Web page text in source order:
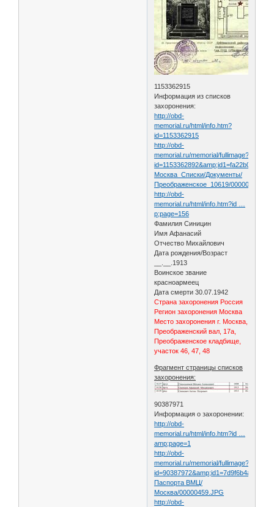
1153362915
Информация из списков
захоронения:
http://obd-
memorial.ru/html/info.htm?
id=1153362915
http://obd-
memorial.ru/memorial/fullimage?
Москва_Списки/Документы/
Преображенское_10619/00000141.jpg
http://obd-
memorial.ru/html/info.htm?id …
p;page=156
Фамилия Синицин
Имя Афанасий
Отчество Михайлович
Дата рождения/Возраст
__.__.1913
Воинское звание
красноармеец
Дата смерти 30.07.1942
Страна захоронения Россия
Регион захоронения Москва
Место захоронения г. Москва,
Преображенский вал, 17а,
Преображенское кладбище,
участок 46, 47, 48
Фрагмент страницы списков
захоронения:
90387971
Информация о захоронении:
http://obd-
memorial.ru/html/info.htm?id …
amp;page=1
http://obd-
memorial.ru/memorial/fullimage?
Паспорта ВМЦ/
Москва/00000459.JPG
http://obd-